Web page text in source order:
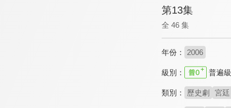
第13集
全 46 集
年份： 2006
級別： 普遍級
類別： 歷史劇 宮廷